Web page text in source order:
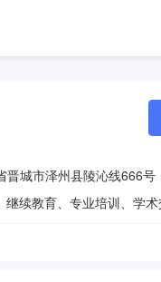
晋城市泽州县陵沁线666号
续教育、专业培训、学